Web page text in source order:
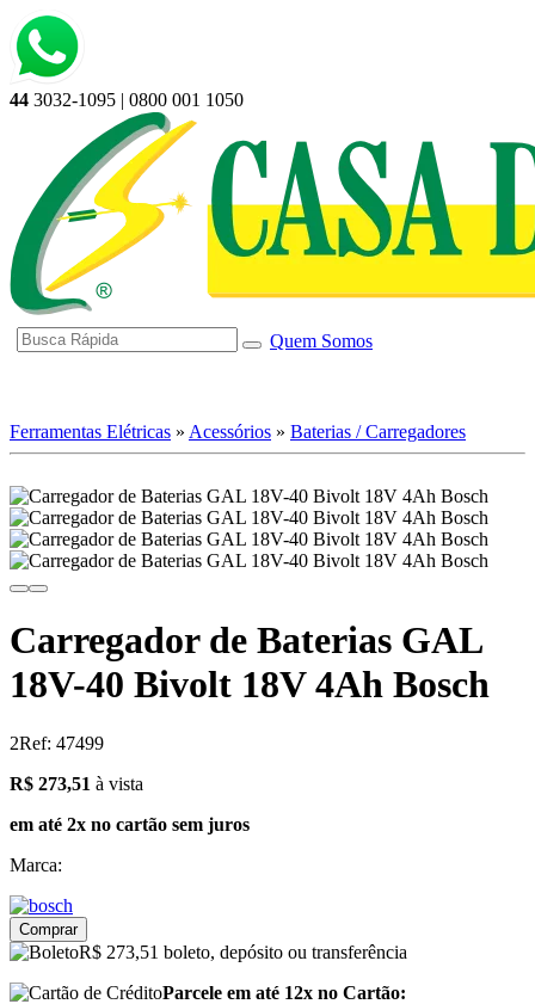
44 3032-1095 | 0800 001 1050
Quem Somos
Ferramentas Elétricas » Acessórios » Baterias / Carregadores
Carregador de Baterias GAL
18V-40 Bivolt 18V 4Ah Bosch
2Ref: 47499
273.51
R$ 273,51 à vista
em até 2x no cartão sem juros
Marca:
Comprar
R$ 273,51 boleto, depósito ou transferência
Parcele em até 12x no Cartão: